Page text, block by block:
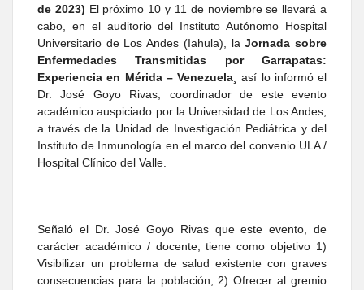
de 2023) El próximo 10 y 11 de noviembre se llevará a
cabo, en el auditorio del Instituto Autónomo Hospital
Universitario de Los Andes (Iahula), laJornada sobre
Enfermedades Transmitidas por Garrapatas:
Experiencia en Mérida – Venezuela¸así lo informó el
Dr. José Goyo Rivas, coordinador de este evento
académico auspiciado por la Universidad de Los Andes,
a través de la Unidad de Investigación Pediátrica y del
Instituto de Inmunología en el marco del convenio ULA /
Hospital Clínico del Valle.
Señaló el Dr. José Goyo Rivas que este evento, de
carácter académico / docente, tiene como objetivo 1)
Visibilizar un problema de salud existente con graves
consecuencias para la población; 2) Ofrecer al gremio